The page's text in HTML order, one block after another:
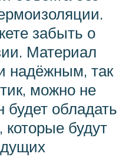
забыть о
Материал
надёжным, так
можно не
будет обладать
которые будут